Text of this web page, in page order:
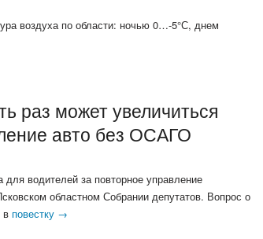
воздуха по области: ночью 0…-5°С, днем
раз может увеличиться
авто без ОСАГО
водителей за повторное управление
областном Собрании депутатов. Вопрос о
в повестку →